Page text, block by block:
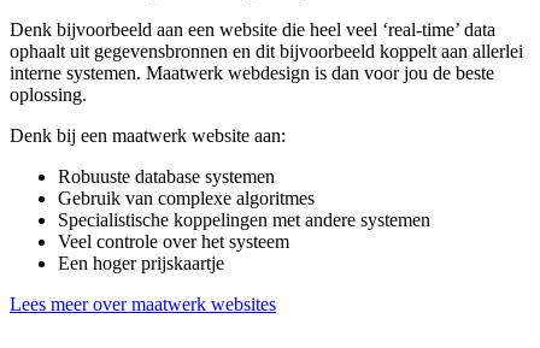
Denk bijvoorbeeld aan een website die heel veel ‘real-time’ data
ophaalt uit gegevensbronnen en dit bijvoorbeeld koppelt aan allerlei
interne systemen. Maatwerk webdesign is dan voor jou de beste
oplossing.
Denk bij een maatwerk website aan:
Robuuste database systemen
Gebruik van complexe algoritmes
Specialistische koppelingen met andere systemen
Veel controle over het systeem
Een hoger prijskaartje
Lees meer over maatwerk websites